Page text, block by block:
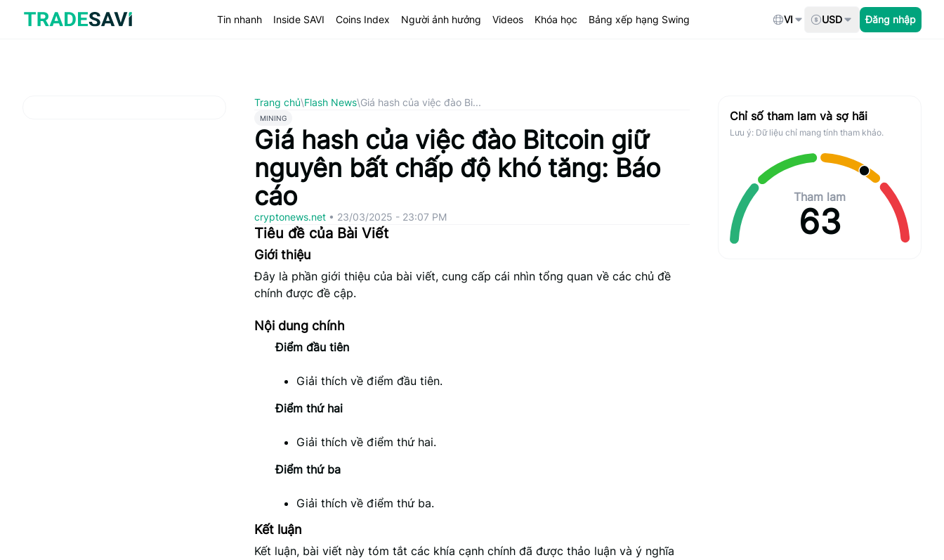
Tin nhanh Inside SAVI Coins Index Người ảnh hưởng Videos Khóa học Bảng xếp hạng Swing VI USD Đăng nhập
Trang chủ\Flash News\Giá hash của việc đào Bi...
MINING
Giá hash của việc đào Bitcoin giữ
nguyên bất chấp độ khó tăng: Báo
cáo
cryptonews.net • 23/03/2025 - 23:07 PM
Tiêu đề của Bài Viết
Giới thiệu
Đây là phần giới thiệu của bài viết, cung cấp cái nhìn tổng quan về các chủ đề
chính được đề cập.
Nội dung chính
Điểm đầu tiên
Giải thích về điểm đầu tiên.
Điểm thứ hai
Giải thích về điểm thứ hai.
Điểm thứ ba
Giải thích về điểm thứ ba.
Kết luận
Kết luận, bài viết này tóm tắt các khía cạnh chính đã được thảo luận và ý nghĩa
Chỉ số tham lam và sợ hãi
Lưu ý: Dữ liệu chỉ mang tính tham khảo.
Tham lam
63